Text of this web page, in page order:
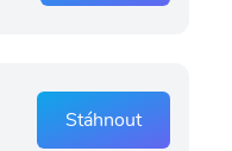
Stáhnout